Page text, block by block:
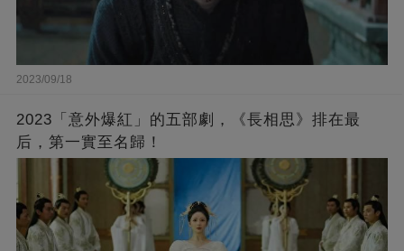
2023/09/18
2023「意外爆紅」的五部劇，《長相思》排在最
后，第一實至名歸！